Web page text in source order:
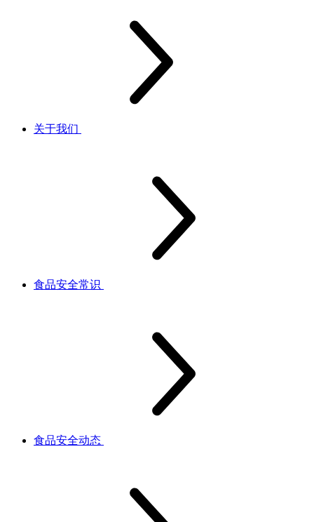
关于我们
食品安全常识
食品安全动态